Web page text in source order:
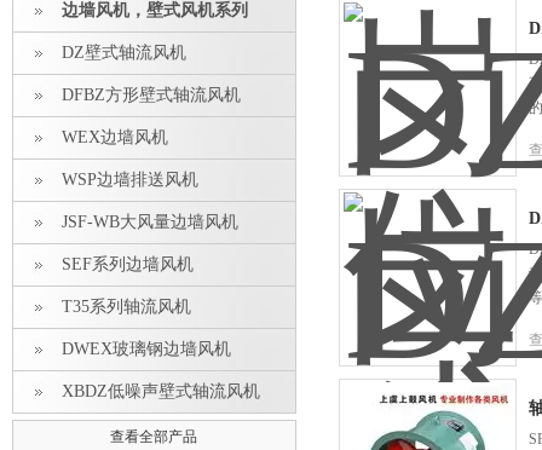
边墙风机，壁式风机系列
DZ壁式轴流风机
DFBZ方形壁式轴流风机
WEX边墙风机
WSP边墙排送风机
JSF-WB大风量边墙风机
SEF系列边墙风机
T35系列轴流风机
DWEX玻璃钢边墙风机
XBDZ低噪声壁式轴流风机
查看全部产品